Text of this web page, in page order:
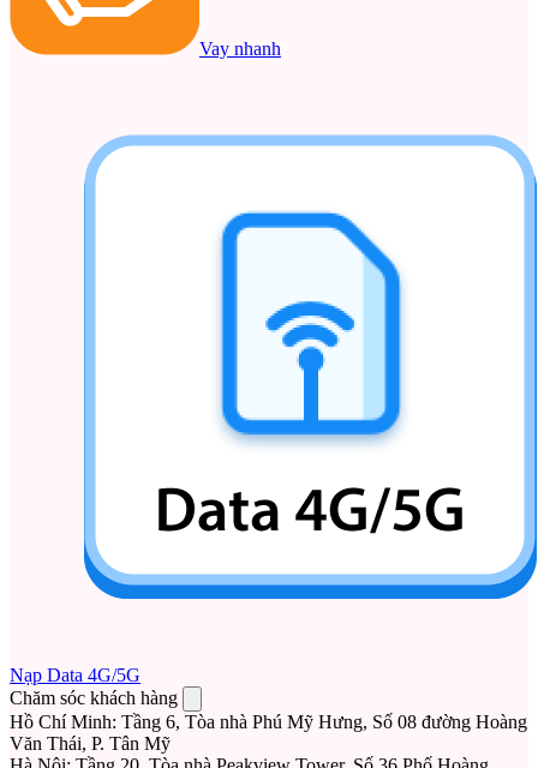
Vay nhanh
Nạp Data 4G/5G
Chăm sóc khách hàng
Hồ Chí Minh: Tầng 6, Tòa nhà Phú Mỹ Hưng, Số 08 đường Hoàng
Văn Thái, P. Tân Mỹ